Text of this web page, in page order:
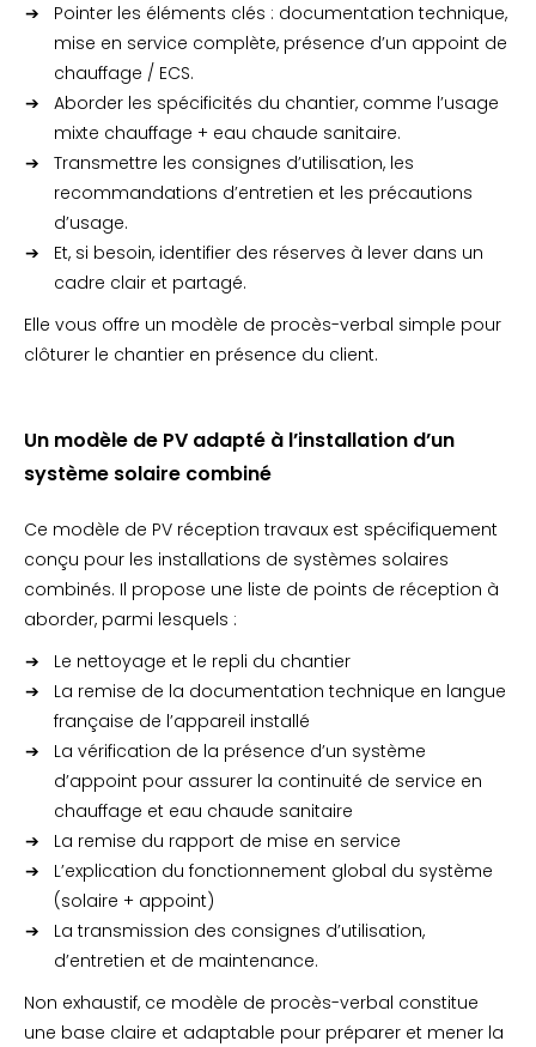
Pointer les éléments clés : documentation technique,
mise en service complète, présence d’un appoint de
chauffage / ECS.
Aborder les spécificités du chantier, comme l’usage
mixte chauffage + eau chaude sanitaire.
Transmettre les consignes d’utilisation, les
recommandations d’entretien et les précautions
d’usage.
Et, si besoin, identifier des réserves à lever dans un
cadre clair et partagé.
Elle vous offre un modèle de procès-verbal simple pour
clôturer le chantier en présence du client.
Un modèle de PV adapté à l’installation d’un
système solaire combiné
Ce modèle de PV réception travaux est spécifiquement
conçu pour les installations de systèmes solaires
combinés. Il propose une liste de points de réception à
aborder, parmi lesquels :
Le nettoyage et le repli du chantier
La remise de la documentation technique en langue
française de l’appareil installé
La vérification de la présence d’un système
d’appoint pour assurer la continuité de service en
chauffage et eau chaude sanitaire
La remise du rapport de mise en service
L’explication du fonctionnement global du système
(solaire + appoint)
La transmission des consignes d’utilisation,
d’entretien et de maintenance.
Non exhaustif, ce modèle de procès-verbal constitue
une base claire et adaptable pour préparer et mener la